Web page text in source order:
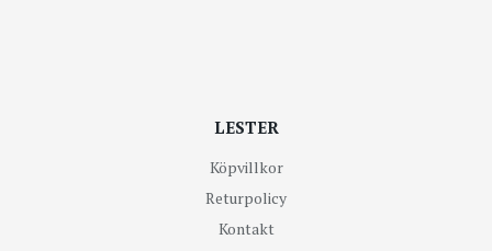
LESTER
Köpvillkor
Returpolicy
Kontakt